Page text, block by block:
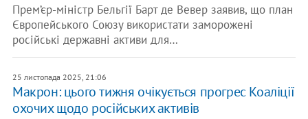
Прем’єр-міністр Бельгії Барт де Вевер заявив, що план
Європейського Союзу використати заморожені
російські державні активи для…
25 листопада 2025, 21:06
Макрон: цього тижня очікується прогрес Коаліції
охочих щодо російських активів